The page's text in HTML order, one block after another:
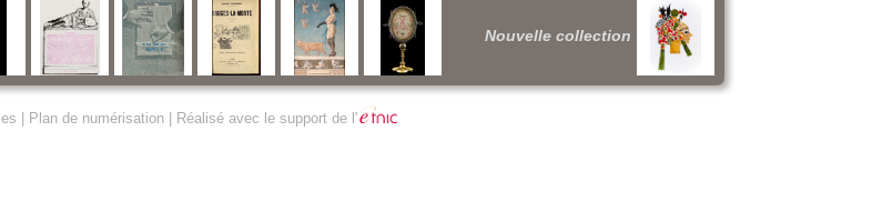
Nouvelle collection
Plan de numérisation| Réalisé avec le support de l'